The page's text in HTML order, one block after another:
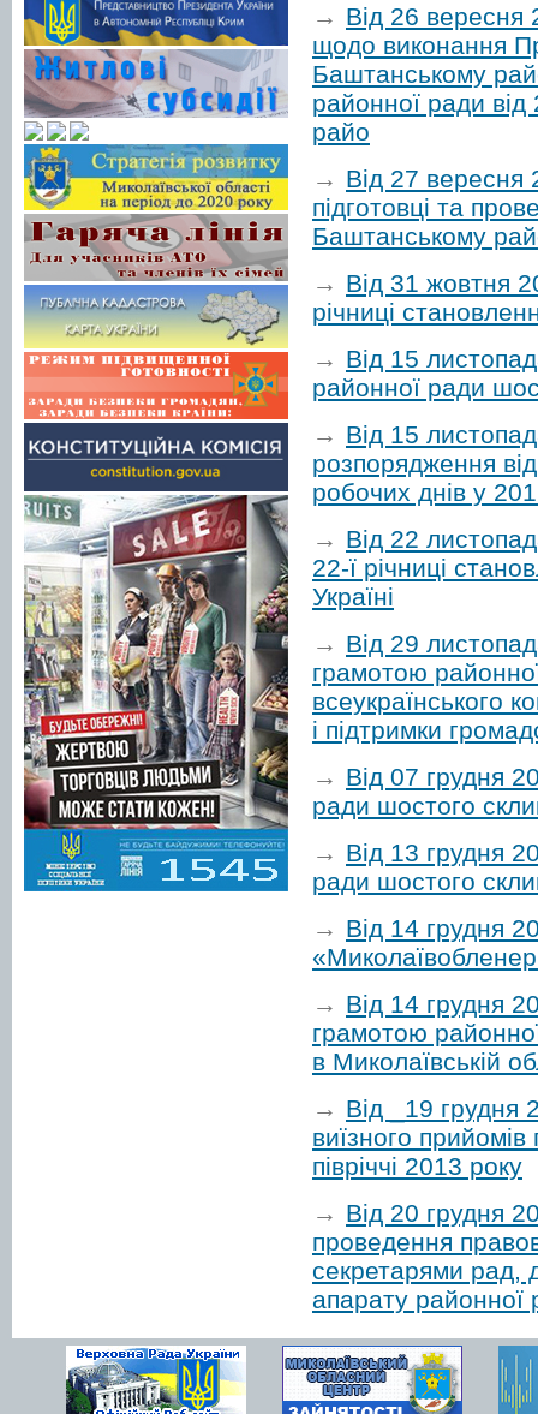
→ Від 26
щодо виконання
Баштанському
районної ради
райо
→ Від 27
підготовці та
Баштанському
→ Від 31 жовтня
річниці
→ Від 15
районної ради
→ Від 15
розпорядження
робочих днів у
→ Від 22
22-ї річниці
Україні
→ Від 29
грамотою
всеукраїнського
і підтримки
→ Від 07 грудня
ради шостого
→ Від 13 грудня
ради шостого
→ Від 14 грудня
→ Від 14 грудня
грамотою
в Миколаївській
→ Від _19 грудня
виїзного
півріччі 2013 року
→ Від 20 грудня
проведення
секретарями рад,
апарату районної